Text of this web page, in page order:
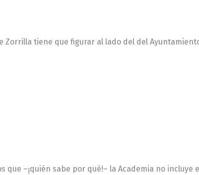
tiene que figurar al lado del del
que –¡quién sabe por qué!– la Academia no incluye